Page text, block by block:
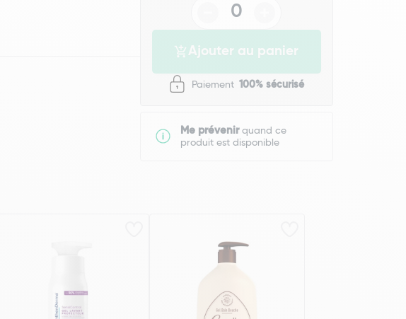
Ajouter au panier
Paiement 100% sécurisé
Me prévenirquand ce
produit est disponible